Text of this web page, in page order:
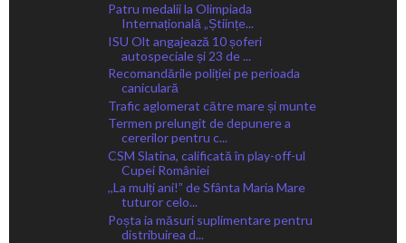
Patru medalii la Olimpiada
Internațională „Științe...
ISU Olt angajează 10 șoferi
autospeciale și 23 de ...
Recomandările poliției pe perioada
caniculară
Trafic aglomerat către mare și munte
Termen prelungit de depunere a
cererilor pentru c...
CSM Slatina, calificată în play-off-ul
Cupei României
,,La mulți ani!ˮ de Sfânta Maria Mare
tuturor celo...
Poșta ia măsuri suplimentare pentru
distribuirea d...